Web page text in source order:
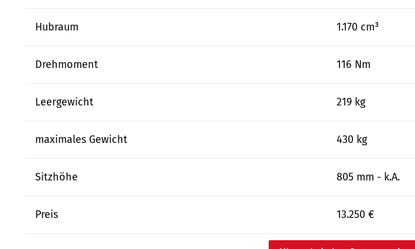
Hubraum 1.170 cm³
Drehmoment 116 Nm
Leergewicht 219 kg
maximales Gewicht 430 kg
Sitzhöhe 805 mm - k.A.
Preis 13.250 €